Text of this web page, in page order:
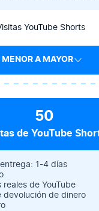
YouTube Shorts
MENOR A MAYOR
50
de YouTube
entrega: 1-4 días
reales de YouTube
devolución de dinero